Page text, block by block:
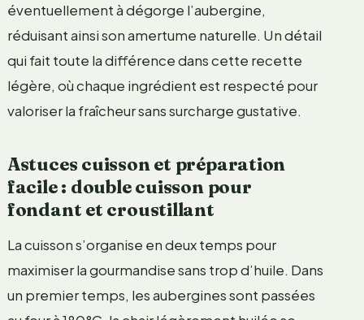
éventuellement à dégorge l’aubergine,
réduisant ainsi son amertume naturelle. Un détail
qui fait toute la différence dans cette recette
légère, où chaque ingrédient est respecté pour
valoriser la fraîcheur sans surcharge gustative.
Astuces cuisson et préparation
facile : double cuisson pour
fondant et croustillant
La cuisson s’organise en deux temps pour
maximiser la gourmandise sans trop d’huile. Dans
un premier temps, les aubergines sont passées